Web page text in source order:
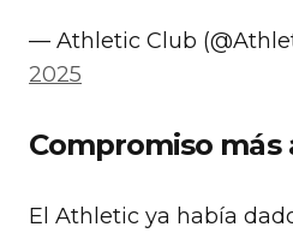
— Athletic Club
2025
Compromiso más
El Athletic ya había